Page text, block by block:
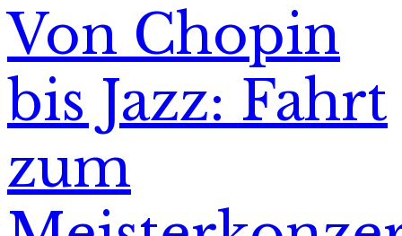
Von Chopin
bis Jazz: Fahrt
zum